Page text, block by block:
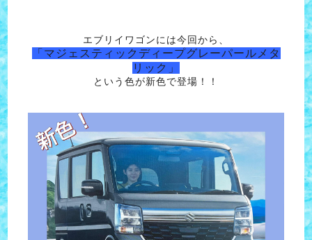
エブリイワゴンには今回から、
「マジェスティックディープグレーパールメタ
リック」
という色が新色で登場！！